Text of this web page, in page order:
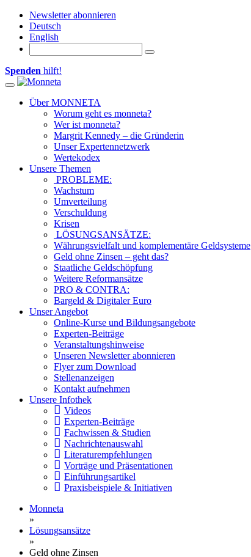
Newsletter abonnieren
Deutsch
English
Spenden hilft!
Toggle navigation
Über MONNETA
Worum geht es monneta?
Wer ist monneta?
Margrit Kennedy – die Gründerin
Unser Expertennetzwerk
Wertekodex
Unsere Themen
PROBLEME:
Wachstum
Umverteilung
Verschuldung
Krisen
LÖSUNGSANSÄTZE:
Währungsvielfalt und komplementäre Geldsysteme
Geld ohne Zinsen – geht das?
Staatliche Geldschöpfung
Weitere Reformansätze
PRO & CONTRA:
Bargeld & Digitaler Euro
Unser Angebot
Online-Kurse und Bildungsangebote
Experten-Beiträge
Veranstaltungshinweise
Unseren Newsletter abonnieren
Flyer zum Download
Stellenanzeigen
Kontakt aufnehmen
Unsere Infothek
Videos
Experten-Beiträge
Fachwissen & Studien
Nachrichtenauswahl
Literaturempfehlungen
Vorträge und Präsentationen
Einführungsartikel
Praxisbeispiele & Initiativen
Monneta
»
Lösungsansätze
»
Geld ohne Zinsen